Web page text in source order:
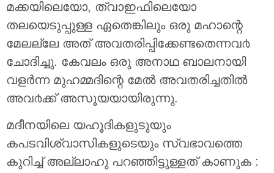
മക്കയിലെയോ, ത്വാഇഫിലെയോ
തലയെടുപ്പുള്ള ഏതെങ്കിലും ഒരു മഹാന്റെ
മേലല്ലേ അത് അവതരിപ്പിക്കേണ്ടതെന്നവ൪
ചോദിച്ചു. കേവലം ഒരു അനാഥ ബാലനായി
വളര്‍ന്ന മുഹമ്മദിന്റെ മേല്‍ അവതരിച്ചതില്‍
അവ൪ക്ക് അസൂയയായിരുന്നു.
മദീനയിലെ യഹൂദികളുടുയും
കപടവിശ്വാസികളുടെയും സ്വഭാവത്തെ
കുറിച്ച് അല്ലാഹു പറഞ്ഞിട്ടുള്ളത് കാണുക :